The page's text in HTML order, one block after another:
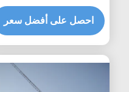
min رافعة البرج
احصل على أفضل سعر